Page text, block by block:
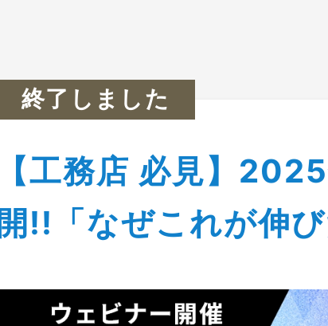
イベント情報> 【工務店 必見】2025年“バズった
終了しました
【工務店 必見】
開!!「なぜこれが伸